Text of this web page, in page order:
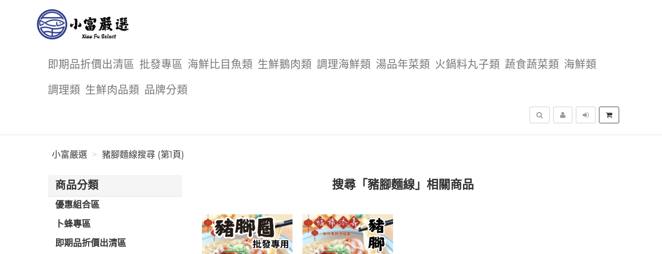
即期品折價出清區 批發專區 海鮮比目魚類 生鮮鵝肉類 調理海鮮類 湯品年菜類 火鍋料丸子類 蔬食蔬菜類 海鮮類
調理類 生鮮肉品類 品牌分類
搜尋
小富嚴選 豬腳麵線搜尋 (第1頁)
商品分類
優惠組合區
卜蜂專區
即期品折價出清區
搜尋「豬腳麵線」相關商品